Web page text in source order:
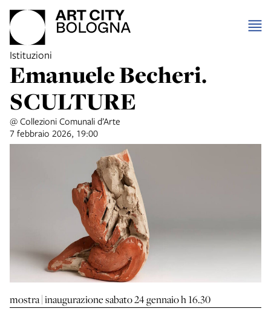
Istituzioni
Emanuele Becheri.
SCULTURE
@ Collezioni Comunali d’Arte
7 febbraio 2026, 19:00
mostra | inaugurazione sabato 24 gennaio h 16.30